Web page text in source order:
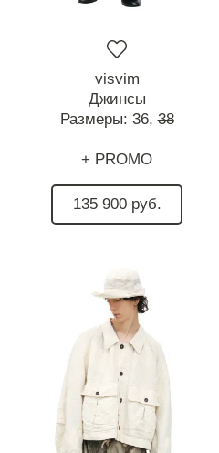
visvim
Джинсы
Размеры: 36, 38
+ PROMO
135 900 руб.